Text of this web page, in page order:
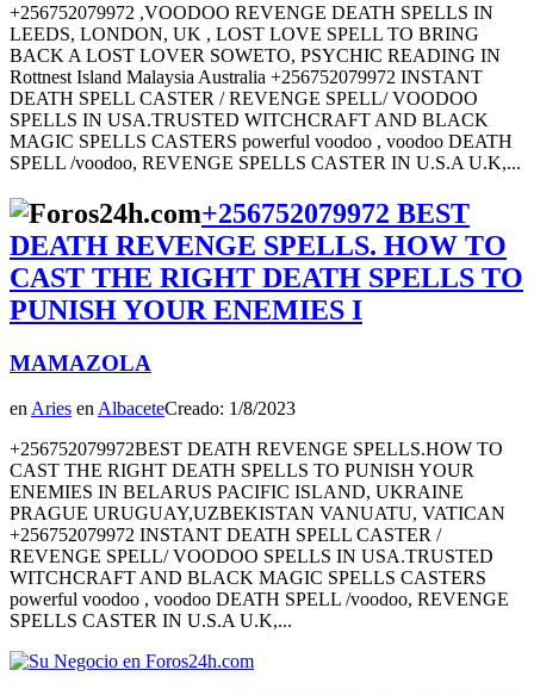
+256752079972 ,VOODOO REVENGE DEATH SPELLS IN
LEEDS, LONDON, UK , LOST LOVE SPELL TO BRING
BACK A LOST LOVER SOWETO, PSYCHIC READING IN
Rottnest Island Malaysia Australia +256752079972 INSTANT
DEATH SPELL CASTER / REVENGE SPELL/ VOODOO
SPELLS IN USA.TRUSTED WITCHCRAFT AND BLACK
MAGIC SPELLS CASTERS powerful voodoo , voodoo DEATH
SPELL /voodoo, REVENGE SPELLS CASTER IN U.S.A U.K,...
+256752079972 BEST
DEATH REVENGE SPELLS. HOW TO
CAST THE RIGHT DEATH SPELLS TO
PUNISH YOUR ENEMIES I
MAMAZOLA
en Aries en AlbaceteCreado: 1/8/2023
+256752079972BEST DEATH REVENGE SPELLS.HOW TO
CAST THE RIGHT DEATH SPELLS TO PUNISH YOUR
ENEMIES IN BELARUS PACIFIC ISLAND, UKRAINE
PRAGUE URUGUAY,UZBEKISTAN VANUATU, VATICAN
+256752079972 INSTANT DEATH SPELL CASTER /
REVENGE SPELL/ VOODOO SPELLS IN USA.TRUSTED
WITCHCRAFT AND BLACK MAGIC SPELLS CASTERS
powerful voodoo , voodoo DEATH SPELL /voodoo, REVENGE
SPELLS CASTER IN U.S.A U.K,...